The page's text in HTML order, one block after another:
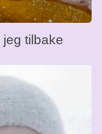
tilbake